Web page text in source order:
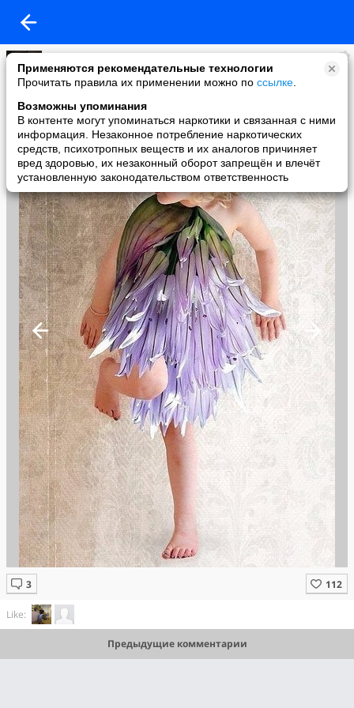
Применяются рекомендательные технологии
Прочитать правила их применении можно по ссылке
Возможны упоминания
В контенте могут упоминаться наркотики и связанная с ними
информация. Незаконное потребление наркотических
средств, психотропных веществ и их аналогов причиняет
вред здоровью, их незаконный оборот запрещён и влечёт
установленную законодательством ответственность
Марина Панкова
added a photo
30 Jun в 13:58
Like:
Предыдущие комментарии